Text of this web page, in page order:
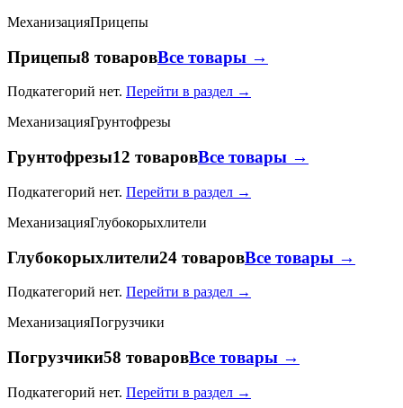
МеханизацияПрицепы
Прицепы8 товаровВсе товары →
Подкатегорий нет. Перейти в раздел →
МеханизацияГрунтофрезы
Грунтофрезы12 товаровВсе товары →
Подкатегорий нет. Перейти в раздел →
МеханизацияГлубокорыхлители
Глубокорыхлители24 товаровВсе товары →
Подкатегорий нет. Перейти в раздел →
МеханизацияПогрузчики
Погрузчики58 товаровВсе товары →
Подкатегорий нет. Перейти в раздел →